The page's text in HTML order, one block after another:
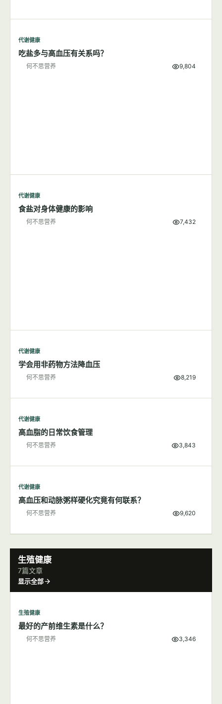
代谢健康
吃盐多与高血压有关系吗？
何不思营养 9,804
代谢健康
食盐对身体健康的影响
何不思营养 7,432
代谢健康
学会用非药物方法降血压
何不思营养 8,219
代谢健康
高血脂的日常饮食管理
何不思营养 3,843
代谢健康
高血压和动脉粥样硬化究竟有何联系？
何不思营养 9,620
生殖健康
7篇文章
显示全部
生殖健康
最好的产前维生素是什么？
何不思营养 3,346